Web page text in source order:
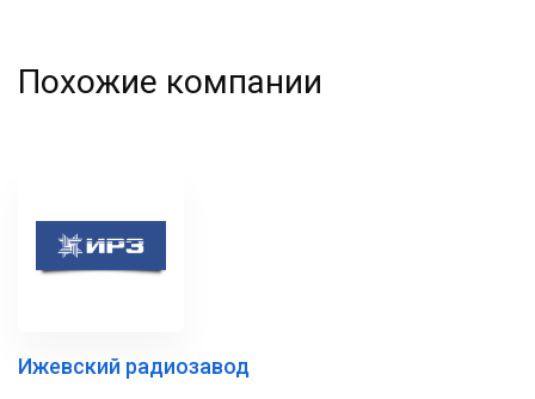
Похожие компании
Ижевский радиозавод